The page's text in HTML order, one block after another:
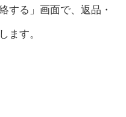
する」画面で、返品・
ます。